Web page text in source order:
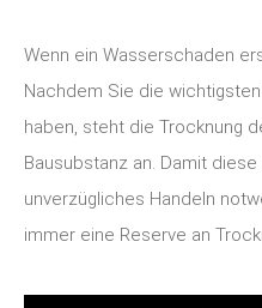
Wenn ein Wasserschaden
Nachdem Sie die
haben, steht die Trocknung
Bausubstanz an. Damit diese
unverzügliches Handeln
immer eine Reserve an